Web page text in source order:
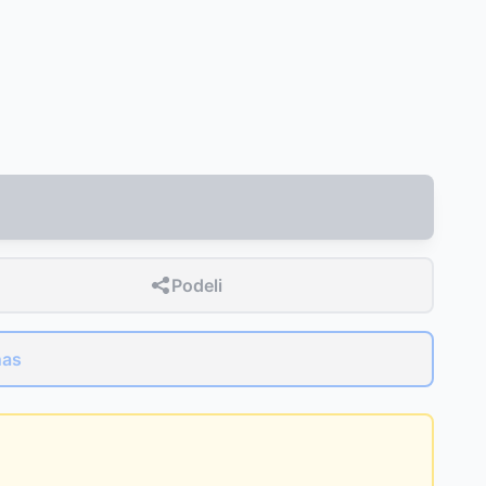
Podeli